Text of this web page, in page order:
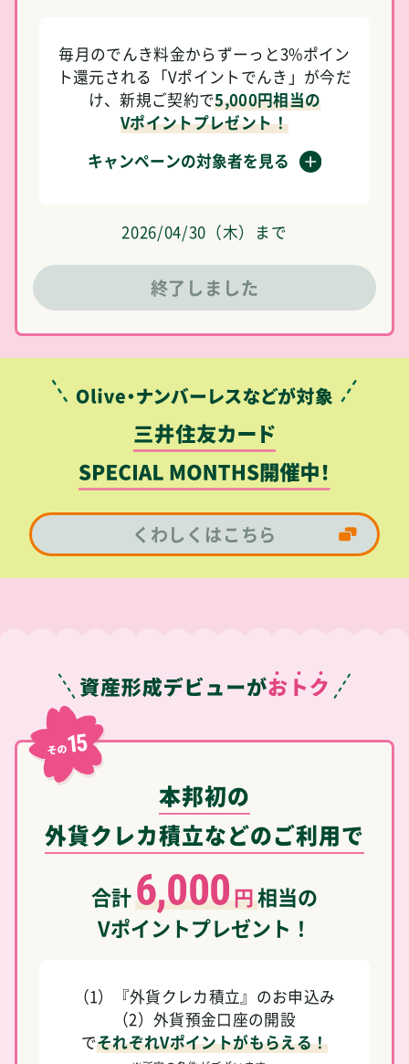
毎月のでんき料金からずーっと3%ポイン
ト還元される「Vポイントでんき」が今だ
け、新規ご契約で5,000円相当の
Vポイントプレゼント！
キャンペーンの対象者を見る
2026/04/30（木）まで
終了しました
くわしくはこちら
その15
本邦初の
外貨クレカ積立などのご利用で
合計6,000円相当の
Vポイントプレゼント！
（1）『外貨クレカ積立』のお申込み
（2）外貨預金口座の開設
でそれぞれVポイントがもらえる！